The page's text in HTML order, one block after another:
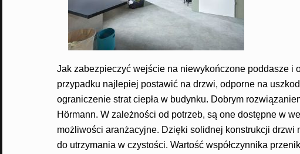
Jak zabezpieczyć wejście na niewykończone poddasze i
przypadku najlepiej postawić na drzwi, odporne na
ograniczenie strat ciepła w budynku. Dobrym
Hörmann. W zależności od potrzeb, są one dostępne w
możliwości aranżacyjne. Dzięki solidnej konstrukcji drzwi
do utrzymania w czystości. Wartość współczynnika